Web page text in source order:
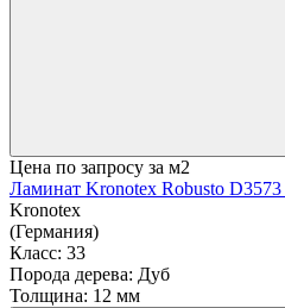
Цена по запросу за м2
Ламинат Kronotex Robusto
Kronotex
(Германия)
Класс: 33
Порода дерева: Дуб
Толщина: 12 мм